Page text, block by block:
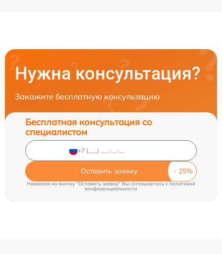
Нужна консультация?
Закажите бесплатную консультацию
Бесплатная консультация со
специалистом
Оставить заявку
Нажимая на кнопку "Оставить заявку" Вы соглашаетесь cполитикой
конфиденциальности